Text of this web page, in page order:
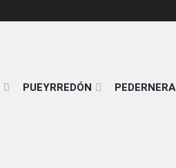
PUEYRREDÓN PEDERNERA